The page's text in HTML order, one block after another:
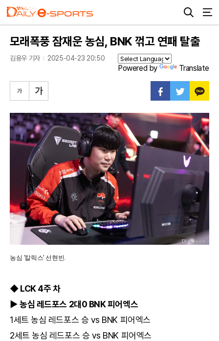
모래폭풍 잠재운 농심, BNK 꺾고 연패 탈출
김용우 기자 2025-04-23 20:50
Powered by Translate
농심 '칼릭스' 선현빈.
◆ LCK 4주 차
▶ 농심 레드포스 2대0 BNK 피어엑스
1세트 농심 레드포스 승 vs BNK 피어엑스
2세트 농심 레드포스 승 vs BNK 피어엑스